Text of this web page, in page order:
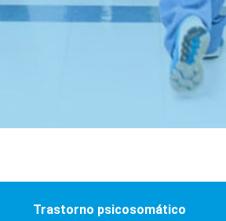
Trastorno psicosomático